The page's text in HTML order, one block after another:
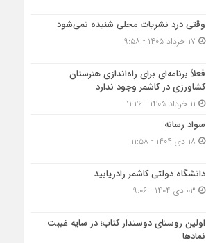
وقتی دردِ نشریات محلی شنیده نمی‌شود
فعلاً برنامه‌ای برای راه‌اندازی هنرستان
کشاورزی در کاشمر وجود ندارد
سواد رسانه
دانشگاه دولتی کاشمر‌ رادریابید
اولین روستای دوستدار کتاب؛ در سایه غیبت
نمادها